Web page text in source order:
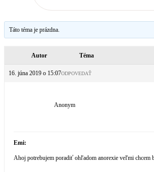
Táto téma je prázdna.
Autor Téma
16. júna 2019 o 15:07ODPOVEDAŤ
Anonym
Emi:
Ahoj potrebujem poradiť ohľadom anorexie veľmi chcem